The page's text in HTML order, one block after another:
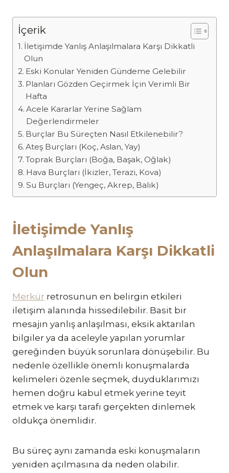
İçerik
İletişimde Yanlış Anlaşılmalara Karşı Dikkatli
Olun
Eski Konular Yeniden Gündeme Gelebilir
Planları Gözden Geçirmek İçin Verimli Bir
Hafta
Acele Kararlar Yerine Sağlam
Değerlendirmeler
Burçlar Bu Süreçten Nasıl Etkilenebilir?
Ateş Burçları (Koç, Aslan, Yay)
Toprak Burçları (Boğa, Başak, Oğlak)
Hava Burçları (İkizler, Terazi, Kova)
Su Burçları (Yengeç, Akrep, Balık)
İletişimde Yanlış
Anlaşılmalara Karşı Dikkatli
Olun
Merkür retrosunun en belirgin etkileri
iletişim alanında hissedilebilir. Basit bir
mesajın yanlış anlaşılması, eksik aktarılan
bilgiler ya da aceleyle yapılan yorumlar
gereğinden büyük sorunlara dönüşebilir. Bu
nedenle özellikle önemli konuşmalarda
kelimeleri özenle seçmek, duyduklarımızı
hemen doğru kabul etmek yerine teyit
etmek ve karşı tarafı gerçekten dinlemek
oldukça önemlidir.
Bu süreç aynı zamanda eski konuşmaların
yeniden açılmasına da neden olabilir.